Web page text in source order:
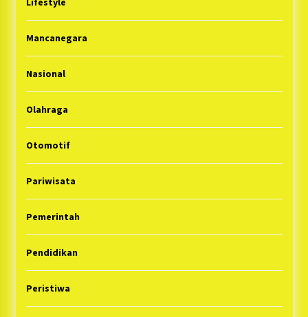
Mancanegara
Nasional
Olahraga
Otomotif
Pariwisata
Pemerintah
Pendidikan
Peristiwa